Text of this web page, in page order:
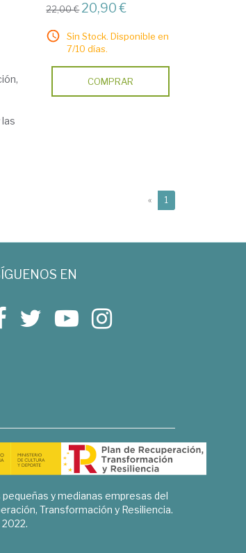
22,00 € 20,90 €
Sin Stock. Disponible en
7/10 días.
COMPRAR
« 1
EN
y medianas empresas del
Transformación y Resiliencia.